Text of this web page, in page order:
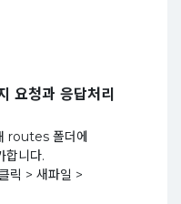
요청과 응답처리
routes 폴더에
합니다.
릭 > 새파일 >